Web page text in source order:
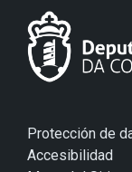
Protección de
Accesibilidad